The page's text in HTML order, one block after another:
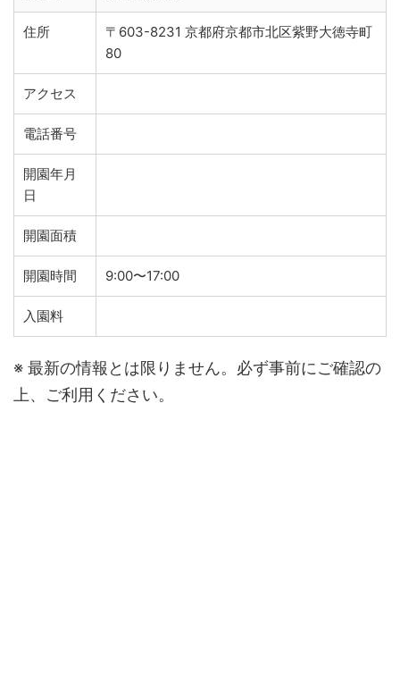
住所
〒603-8231 京都府京都市北区紫野大徳寺町
80
アクセス
電話番号
開園年月
日
開園面積
開園時間 9:00〜17:00
入園料
※ 最新の情報とは限りません。必ず事前にご確認の
上、ご利用ください。